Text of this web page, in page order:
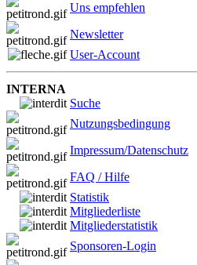
Uns empfehlen
Newsletter
User-Account
INTERNA
Suche
Nutzungsbedingung
Impressum/Datenschutz
FAQ / Hilfe
Statistik
Mitgliederliste
Mitgliederstatistik
Sponsoren-Login